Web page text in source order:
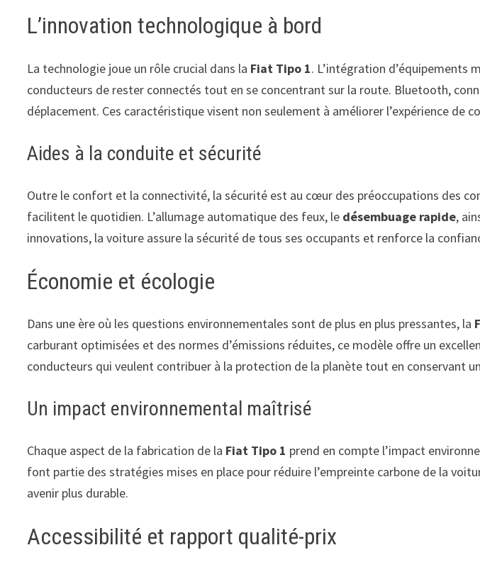
L’innovation technologique à bord
La technologie joue un rôle crucial dans la Fiat Tipo 1. L’intégration d’équipements
conducteurs de rester connectés tout en se concentrant sur la route. Bluetooth,
déplacement. Ces caractéristique visent non seulement à améliorer l’expérience de
Aides à la conduite et sécurité
Outre le confort et la connectivité, la sécurité est au cœur des préoccupations des
facilitent le quotidien. L’allumage automatique des feux, le désembuage rapide,
innovations, la voiture assure la sécurité de tous ses occupants et renforce la
Économie et écologie
Dans une ère où les questions environnementales sont de plus en plus pressantes, la
carburant optimisées et des normes d’émissions réduites, ce modèle offre un
conducteurs qui veulent contribuer à la protection de la planète tout en conservant
Un impact environnemental maîtrisé
Chaque aspect de la fabrication de la Fiat Tipo 1 prend en compte l’impact
font partie des stratégies mises en place pour réduire l’empreinte carbone de la
avenir plus durable.
Accessibilité et rapport qualité-prix